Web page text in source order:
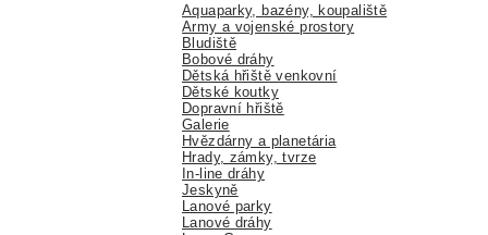
Aquaparky, bazény, koupaliště
Army a vojenské prostory
Bludiště
Bobové dráhy
Dětská hřiště venkovní
Dětské koutky
Dopravní hřiště
Galerie
Hvězdárny a planetária
Hrady, zámky, tvrze
In-line dráhy
Jeskyně
Lanové parky
Lanové dráhy